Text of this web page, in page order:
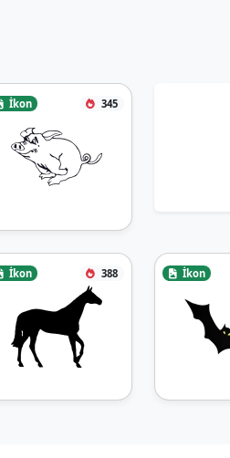
İkon 345
İkon 388 İkon